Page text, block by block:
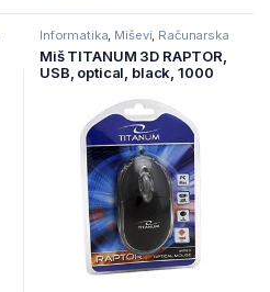
Informatika, Miševi, Računarska
periferija
Miš TITANUM 3D RAPTOR,
USB, optical, black, 1000